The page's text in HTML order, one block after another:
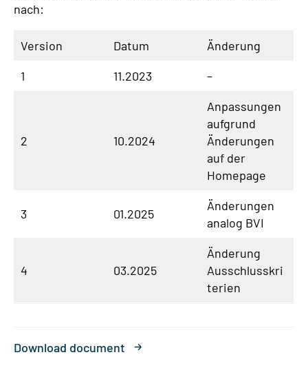
nach:
Version Datum
Änderung
1
11.2023 –
2 10.2024
Anpassungen
aufgrund
Änderungen
auf der
Homepage
3 01.2025
Änderungen
analog BVI
4 03.2025
Änderung
Ausschlusskri
terien
Download document